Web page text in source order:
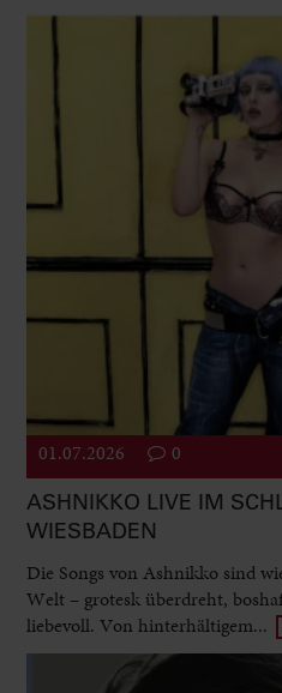
01.07.2026 0
ASHNIKKO LIVE IM
WIESBADEN
Die Songs von Ashnikko sind
Welt – grotesk überdreht,
liebevoll. Von hinterhältigem...